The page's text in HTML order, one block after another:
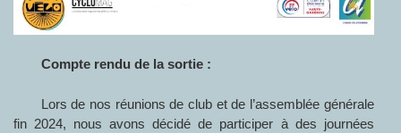
Compte rendu de la sortie :
Lors de nos réunions de club et de l’assemblée générale
fin 2024, nous avons décidé de participer à des journées